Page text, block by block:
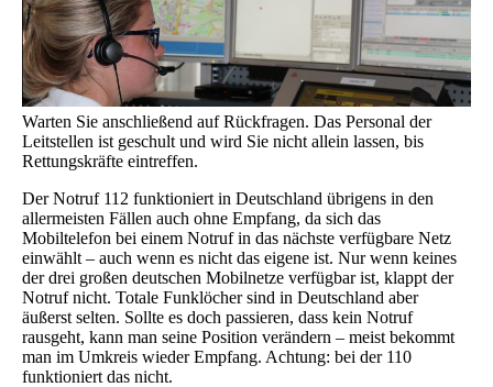
Warten Sie anschließend auf Rückfragen. Das Personal der
Leitstellen ist geschult und wird Sie nicht allein lassen, bis
Rettungskräfte eintreffen.
Der Notruf 112 funktioniert in Deutschland übrigens in den
allermeisten Fällen auch ohne Empfang, da sich das
Mobiltelefon bei einem Notruf in das nächste verfügbare Netz
einwählt – auch wenn es nicht das eigene ist. Nur wenn keines
der drei großen deutschen Mobilnetze verfügbar ist, klappt der
Notruf nicht. Totale Funklöcher sind in Deutschland aber
äußerst selten. Sollte es doch passieren, dass kein Notruf
rausgeht, kann man seine Position verändern – meist bekommt
man im Umkreis wieder Empfang. Achtung: bei der 110
funktioniert das nicht.